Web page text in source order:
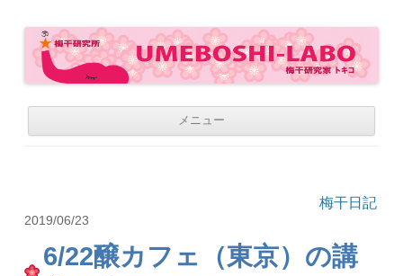
WE LOVE UMEBOSHI
メニュー
梅干日記
2019/06/23
6/22醸カフェ（東京）の講